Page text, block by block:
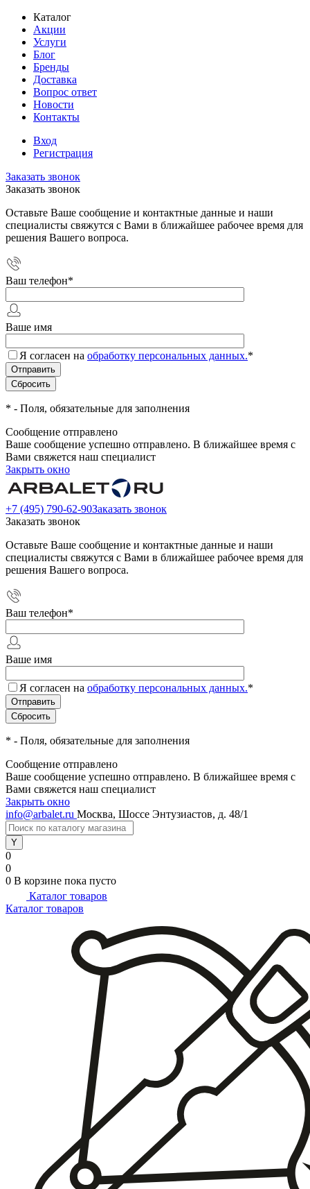
Каталог
Акции
Услуги
Блог
Бренды
Доставка
Вопрос ответ
Новости
Контакты
Вход
Регистрация
Заказать звонок
Заказать звонок
Оставьте Ваше сообщение и контактные данные и наши
специалисты свяжутся с Вами в ближайшее рабочее время для
решения Вашего вопроса.
Ваш телефон*
Ваше имя
Я согласен на обработку персональных данных.*
* - Поля, обязательные для заполнения
Сообщение отправлено
Ваше сообщение успешно отправлено. В ближайшее время с
Вами свяжется наш специалист
Закрыть окно
+7 (495) 790-62-90Заказать звонок
Заказать звонок
Оставьте Ваше сообщение и контактные данные и наши
специалисты свяжутся с Вами в ближайшее рабочее время для
решения Вашего вопроса.
Ваш телефон*
Ваше имя
Я согласен на обработку персональных данных.*
* - Поля, обязательные для заполнения
Сообщение отправлено
Ваше сообщение успешно отправлено. В ближайшее время с
Вами свяжется наш специалист
Закрыть окно
info@arbalet.ru Москва, Шоссе Энтузиастов, д. 48/1
0
0
0 В корзине пока пусто
Каталог товаров
Каталог товаров